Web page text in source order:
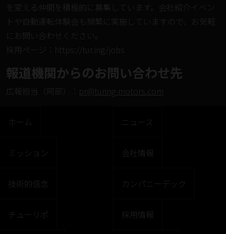
を変える仲間を積極的に募集しています。会社紹介イベン
トや自動運転体験会も頻繁に実施していますので、お気軽
にお問い合わせください。
採⽤ページ： https://tur.ing/jobs
報道機関からのお問い合わせ先
広報担当（阿部）： pr@turing-motors.com
ホーム
ミッション
技術的信念
チューリポ
ニュース
会社情報
カンパニーデック
採用情報